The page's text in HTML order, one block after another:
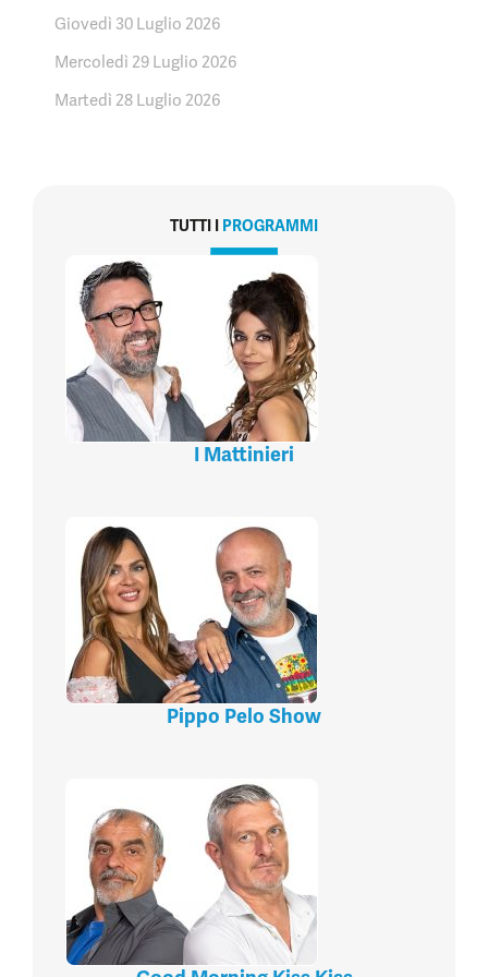
Giovedì 30 Luglio 2026
Mercoledì 29 Luglio 2026
Martedì 28 Luglio 2026
TUTTI I PROGRAMMI
I Mattinieri
Pippo Pelo Show